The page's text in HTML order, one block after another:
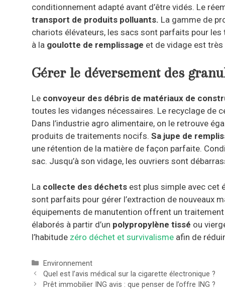
conditionnement adapté avant d’être vidés. Le
transport de produits polluants. La gamme de
chariots élévateurs, les sacs sont parfaits pour
à la goulotte de remplissage et de vidage est
Gérer le déversement des
Le convoyeur des débris de matériaux de
toutes les vidanges nécessaires. Le recyclage de
Dans l’industrie agro alimentaire, on le retrouve
produits de traitements nocifs. Sa jupe de
une rétention de la matière de façon parfaite.
sac. Jusqu’à son vidage, les ouvriers sont
La collecte des déchets est plus simple avec cet
sont parfaits pour gérer l’extraction de nouveaux
équipements de manutention offrent un
élaborés à partir d’un polypropylène tissé ou
l’habitude zéro déchet et survivalisme afin de
Catégories
Environnement
Navigation
des
Quel est l’avis médical sur la cigarette électronique ?
Prêt immobilier ING avis : que penser de l’offre ING ?